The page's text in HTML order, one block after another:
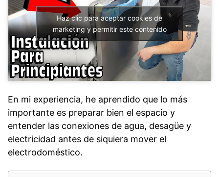
Haz clic para aceptar cookies de
marketing y permitir este contenido
En mi experiencia, he aprendido que lo más
importante es preparar bien el espacio y
entender las conexiones de agua, desagüe y
electricidad antes de siquiera mover el
electrodoméstico.